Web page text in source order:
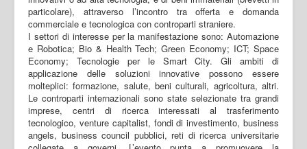
particolare), attraverso l’incontro tra offerta e domanda
commerciale e tecnologica con controparti straniere.
I settori di interesse per la manifestazione sono: Automazione
e Robotica; Bio & Health Tech; Green Economy; ICT; Space
Economy; Tecnologie per le Smart City. Gli ambiti di
applicazione delle soluzioni innovative possono essere
molteplici: formazione, salute, beni culturali, agricoltura, altri.
Le controparti internazionali sono state selezionate tra grandi
imprese, centri di ricerca interessati al trasferimento
tecnologico, venture capitalist, fondi di investimento, business
angels, business council pubblici, reti di ricerca universitarie